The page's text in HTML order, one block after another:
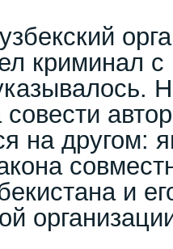
криминал
совести
на другом:
и